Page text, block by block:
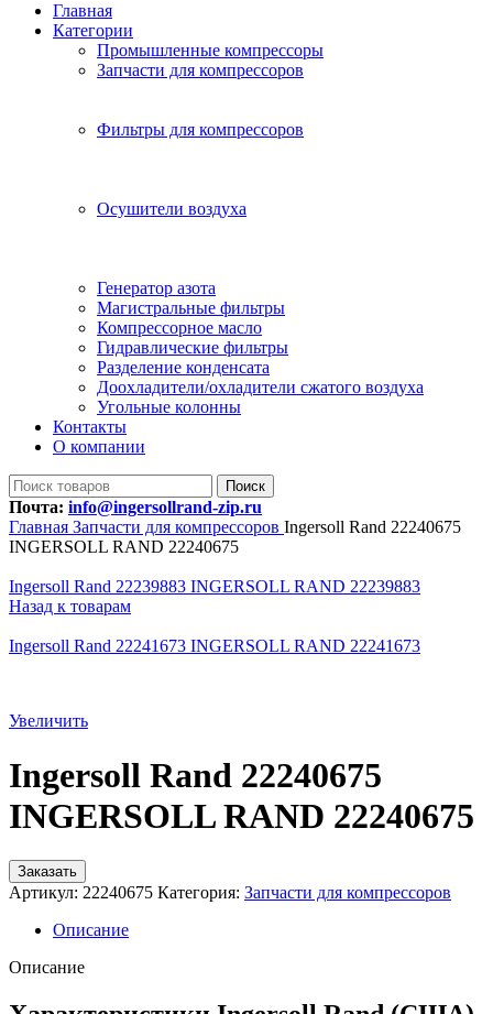
Главная
Категории
Промышленные компрессоры
Запчасти для компрессоров
Фильтры для компрессоров
Осушители воздуха
Генератор азота
Магистральные фильтры
Компрессорное масло
Гидравлические фильтры
Разделение конденсата
Доохладители/охладители сжатого воздуха
Угольные колонны
Контакты
О компании
Поиск
Почта: info@ingersollrand-zip.ru
Главная Запчасти для компрессоров Ingersoll Rand 22240675
INGERSOLL RAND 22240675
Ingersoll Rand 22239883 INGERSOLL RAND 22239883
Назад к товарам
Ingersoll Rand 22241673 INGERSOLL RAND 22241673
Увеличить
Ingersoll Rand 22240675
INGERSOLL RAND 22240675
Заказать
Артикул: 22240675 Категория: Запчасти для компрессоров
Описание
Описание